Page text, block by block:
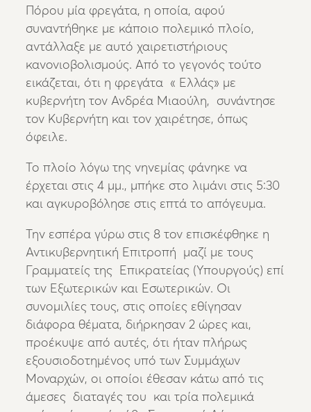
Πόρου μία φρεγάτα, η οποία, αφού
συναντήθηκε με κάποιο πολεμικό πλοίο,
αντάλλαξε με αυτό χαιρετιστήριους
κανονιοβολισμούς. Από το γεγονός τούτο
εικάζεται, ότι η φρεγάτα « Ελλάς» με
κυβερνήτη τον Ανδρέα Μιαούλη, συνάντησε
τον Κυβερνήτη και τον χαιρέτησε, όπως
όφειλε.
Το πλοίο λόγω της νηνεμίας φάνηκε να
έρχεται στις 4 μμ., μπήκε στο λιμάνι στις 5:30
και αγκυροβόλησε στις επτά το απόγευμα.
Την εσπέρα γύρω στις 8 τον επισκέφθηκε η
Αντικυβερνητική Επιτροπή μαζί με τους
Γραμματείς της Επικρατείας (Υπουργούς) επί
των Εξωτερικών και Εσωτερικών. Οι
συνομιλίες τους, στις οποίες εθίγησαν
διάφορα θέματα, διήρκησαν 2 ώρες και,
προέκυψε από αυτές, ότι ήταν πλήρως
εξουσιοδοτημένος υπό των Συμμάχων
Μοναρχών, οι οποίοι έθεσαν κάτω από τις
άμεσες διαταγές του και τρία πολεμικά